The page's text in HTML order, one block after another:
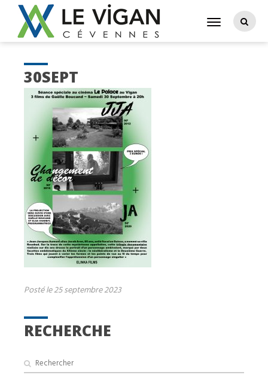
RECHERCHE
30SEPT
Posté le 25 septembre 2023